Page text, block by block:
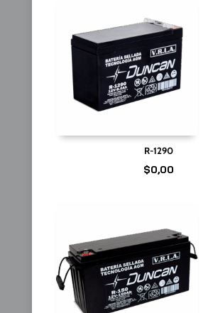
R-1290
$0,00